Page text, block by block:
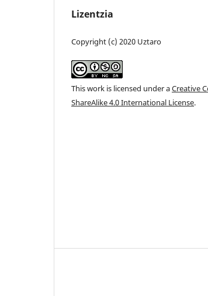
Lizentzia
Copyright (c) 2020 Uztaro
This work is licensed under aCreative
ShareAlike 4.0 International License.